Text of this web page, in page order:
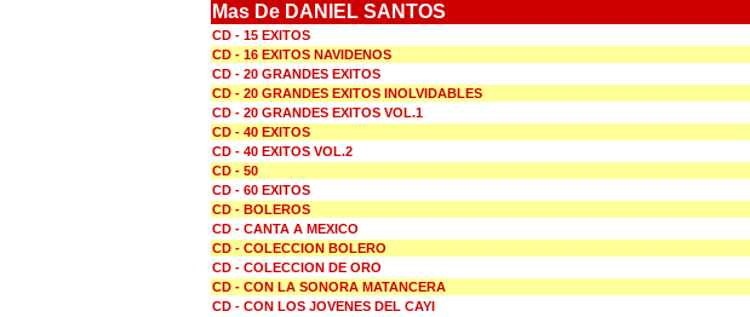
Mas De DANIEL SANTOS
CD - 15 EXITOS
CD - 16 EXITOS NAVIDENOS
CD - 20 GRANDES EXITOS
CD - 20 GRANDES EXITOS INOLVIDABLES
CD - 20 GRANDES EXITOS VOL.1
CD - 40 EXITOS
CD - 40 EXITOS VOL.2
CD - 50
CD - 60 EXITOS
CD - BOLEROS
CD - CANTA A MEXICO
CD - COLECCION BOLERO
CD - COLECCION DE ORO
CD - CON LA SONORA MATANCERA
CD - CON LOS JOVENES DEL CAYI